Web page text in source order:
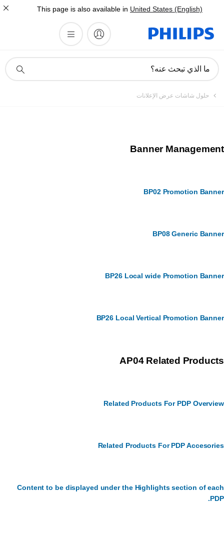
This page is also available in United States (English)
دعم
ما الذي تبحث عنه؟
حلول شاشات عرض الإعلانات
Banner Management
BP02 Promotion Banner
BP08 Generic Banner
BP26 Local wide Promotion Banner
BP26 Local Vertical Promotion Banner
AP04 Related Products
Related Products For PDP Overview
Related Products For PDP Accesories
Content to be displayed under the Highlights section of each
PDP.